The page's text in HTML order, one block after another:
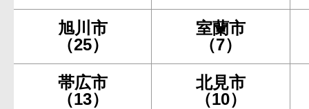
旭川市
（25）
室蘭市
（7）
帯広市
（13）
北見市
（10）